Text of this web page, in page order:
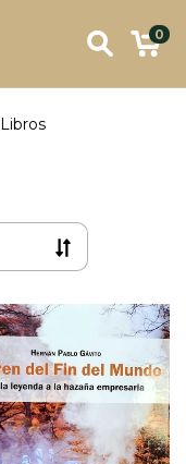
0
Libros